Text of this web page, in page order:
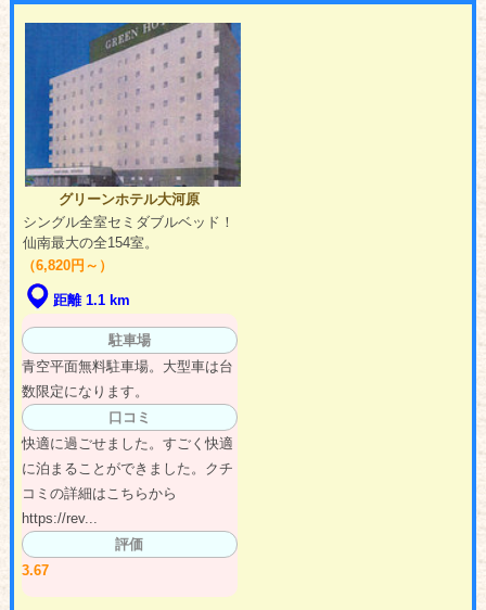
グリーンホテル大河原
シングル全室セミダブルベッド！
仙南最大の全154室。
（6,820円～）
距離 1.1 km
駐車場
青空平面無料駐車場。大型車は台
数限定になります。
口コミ
快適に過ごせました。すごく快適
に泊まることができました。クチ
コミの詳細はこちらから
https://rev...
評価
3.67